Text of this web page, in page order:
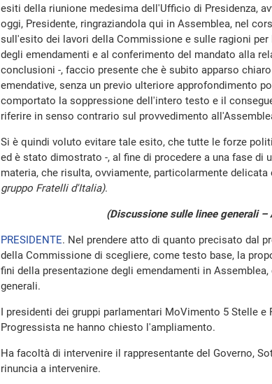
esiti della riunione medesima dell'Ufficio di Presidenza,
oggi, Presidente, ringraziandola qui in Assemblea, nel
sull'esito dei lavori della Commissione e sulle ragioni
degli emendamenti e al conferimento del mandato alla
conclusioni -, faccio presente che è subito apparso
emendative, senza un previo ulteriore approfondimento
comportato la soppressione dell'intero testo e il
riferire in senso contrario sul provvedimento
Si è quindi voluto evitare tale esito, che tutte le forze
ed è stato dimostrato -, al fine di procedere a una fase di
materia, che risulta, ovviamente, particolarmente delicata
gruppo Fratelli d'Italia).
(Discussione sulle linee generali –
PRESIDENTE. Nel prendere atto di quanto precisato dal
della Commissione di scegliere, come testo base, la
fini della presentazione degli emendamenti in
generali.
I presidenti dei gruppi parlamentari MoVimento 5 Stelle
Progressista ne hanno chiesto l'ampliamento.
Ha facoltà di intervenire il rappresentante del Governo,
rinuncia a intervenire.